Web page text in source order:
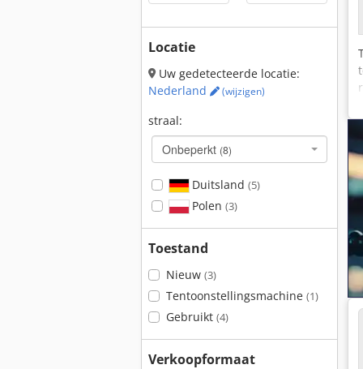
Locatie
Uw gedetecteerde locatie:
Nederland
(wijzigen)
straal:
Onbeperkt (8)
Duitsland (5)
Polen (3)
Toestand
Nieuw (3)
Tentoonstellingsmachine (1)
Gebruikt (4)
Verkoopformaat